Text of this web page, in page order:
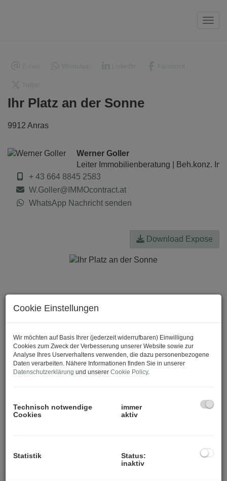
Ihr Platz an der Sonne
9912 Anras
Werner Goller
Leiter Immobilienberatung | Beh.konz.
+ 43 664 8845 2583
W.Goller@IMMOcontract.at
WhatsApp Nachricht senden
Download Expose
Cookie Einstellungen
Wir möchten auf Basis Ihrer (jederzeit widerrufbaren) Einwilligung
Cookies zum Zweck der Verbesserung unserer Website sowie zur
Analyse Ihres Userverhaltens verwenden, die dazu personenbezogene
Daten verarbeiten. Nähere Informationen finden Sie in unserer
Datenschutzerklärung und unserer Cookie Policy.
Technisch notwendige
Cookies
immer
aktiv
Statistik
Status:
inaktiv